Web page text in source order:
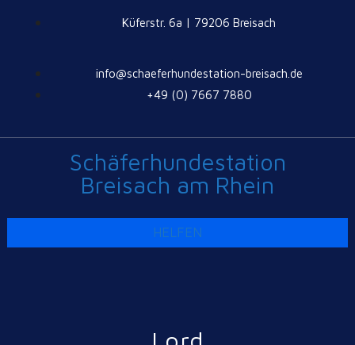
Küferstr. 6a | 79206 Breisach
info@schaeferhundestation-breisach.de
+49 (0) 7667 7880
Schäferhundestation
Breisach am Rhein
HELFEN